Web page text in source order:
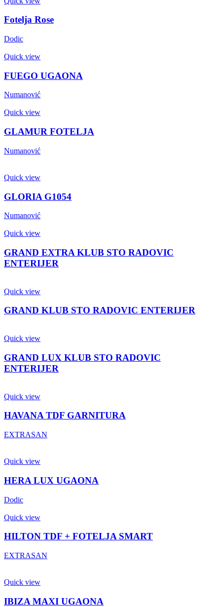
Fotelja Rose
Dodic
Quick view
FUEGO UGAONA
Numanović
Quick view
GLAMUR FOTELJA
Numanović
Quick view
GLORIA G1054
Numanović
Quick view
GRAND EXTRA KLUB STO RADOVIC
ENTERIJER
Quick view
GRAND KLUB STO RADOVIC ENTERIJER
Quick view
GRAND LUX KLUB STO RADOVIC
ENTERIJER
Quick view
HAVANA TDF GARNITURA
EXTRASAN
Quick view
HERA LUX UGAONA
Dodic
Quick view
HILTON TDF + FOTELJA SMART
EXTRASAN
Quick view
IBIZA MAXI UGAONA